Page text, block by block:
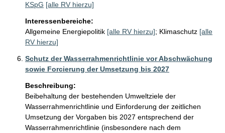
KSpG [alle RV hierzu]
Interessenbereiche:
Allgemeine Energiepolitik [alle RV hierzu]; Klimaschutz [alle
RV hierzu]
Schutz der Wasserrahmenrichtlinie vor Abschwächung
sowie Forcierung der Umsetzung bis 2027
Beschreibung:
Beibehaltung der bestehenden Umweltziele der
Wasserrahmenrichtlinie und Einforderung der zeitlichen
Umsetzung der Vorgaben bis 2027 entsprechend der
Wasserrahmenrichtlinie (insbesondere nach dem